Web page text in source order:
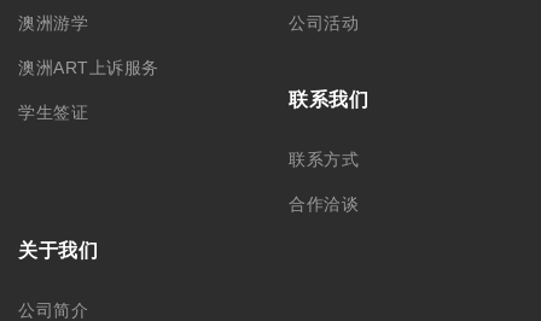
澳洲游学
澳洲ART上诉服务
学生签证
公司活动
联系我们
联系方式
合作洽谈
关于我们
公司简介